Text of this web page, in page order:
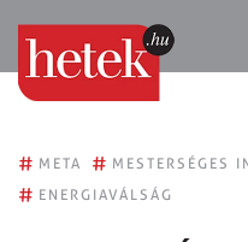
# META # MESTERSÉGES
# ENERGIAVÁLSÁG